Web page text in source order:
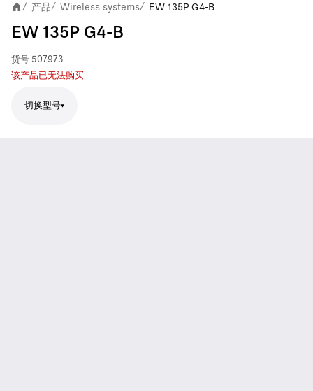
/ 产品/ Wireless systems/ EW 135P G4-B
EW 135P G4-B
货号 507973
该产品已无法购买
切换型号